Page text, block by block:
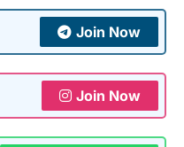
Join Now
Join Now